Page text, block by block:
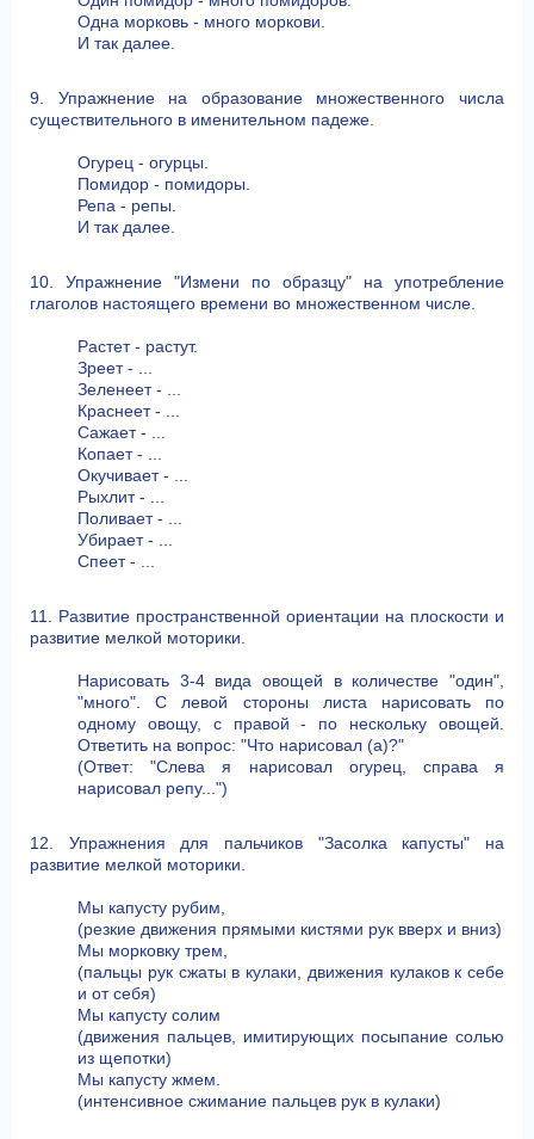
Одна морковь - много моркови.
И так далее.
9. Упражнение на образование множественного числа
существительного в именительном падеже.
Огурец - огурцы.
Помидор - помидоры.
Репа - репы.
И так далее.
10. Упражнение "Измени по образцу" на употребление
глаголов настоящего времени во множественном числе.
Растет - растут.
Зреет - ...
Зеленеет - ...
Краснеет - ...
Сажает - ...
Копает - ...
Окучивает - ...
Рыхлит - ...
Поливает - ...
Убирает - ...
Спеет - ...
11. Развитие пространственной ориентации на плоскости и
развитие мелкой моторики.
Нарисовать 3-4 вида овощей в количестве "один",
"много". С левой стороны листа нарисовать по
одному овощу, с правой - по нескольку овощей.
Ответить на вопрос: "Что нарисовал (а)?"
(Ответ: "Слева я нарисовал огурец, справа я
нарисовал репу...")
12. Упражнения для пальчиков "Засолка капусты" на
развитие мелкой моторики.
Мы капусту рубим,
(резкие движения прямыми кистями рук вверх и вниз)
Мы морковку трем,
(пальцы рук сжаты в кулаки, движения кулаков к себе
и от себя)
Мы капусту солим
(движения пальцев, имитирующих посыпание солью
из щепотки)
Мы капусту жмем.
(интенсивное сжимание пальцев рук в кулаки)